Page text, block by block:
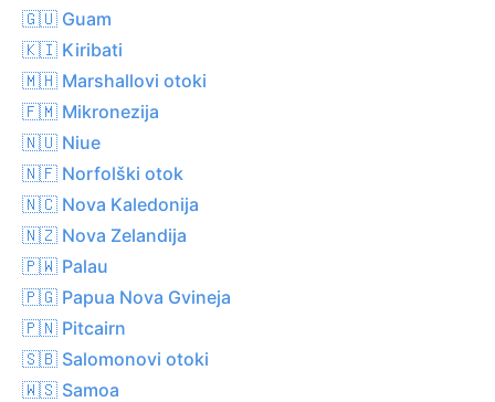
🇬🇺 Guam
🇰🇮 Kiribati
🇲🇭 Marshallovi otoki
🇫🇲 Mikronezija
🇳🇺 Niue
🇳🇫 Norfolški otok
🇳🇨 Nova Kaledonija
🇳🇿 Nova Zelandija
🇵🇼 Palau
🇵🇬 Papua Nova Gvineja
🇵🇳 Pitcairn
🇸🇧 Salomonovi otoki
🇼🇸 Samoa